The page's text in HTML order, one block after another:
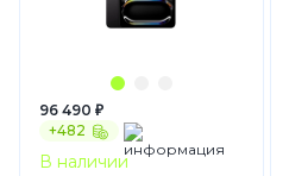
96 490 ₽
+482
В наличии